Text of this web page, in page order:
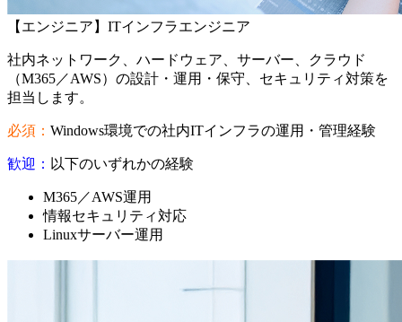
【エンジニア】ITインフラエンジニア
社内ネットワーク、ハードウェア、サーバー、クラウド
（M365／AWS）の設計・運用・保守、セキュリティ対策を
担当します。
必須： Windows環境での社内ITインフラの運用・管理経験
歓迎： 以下のいずれかの経験
M365／AWS運用
情報セキュリティ対応
Linuxサーバー運用